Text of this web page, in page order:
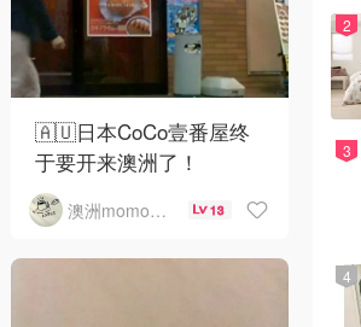
🇦🇺日本CoCo壹番屋终
于要开来澳洲了！
澳洲momo爱吃 13